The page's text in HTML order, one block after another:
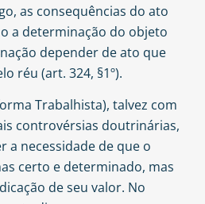
as consequências do ato
a determinação do objeto
depender de ato que
réu (art. 324, §1º).
Trabalhista), talvez com
controvérsias doutrinárias,
a necessidade de que o
certo e determinado, mas
de seu valor. No